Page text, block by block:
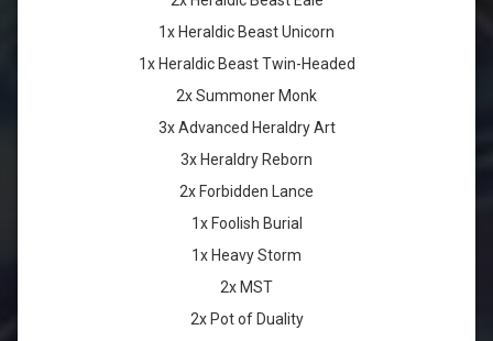
1x Heraldic Beast Unicorn
1x Heraldic Beast Twin-Headed
2x Summoner Monk
3x Advanced Heraldry Art
3x Heraldry Reborn
2x Forbidden Lance
1x Foolish Burial
1x Heavy Storm
2x MST
2x Pot of Duality